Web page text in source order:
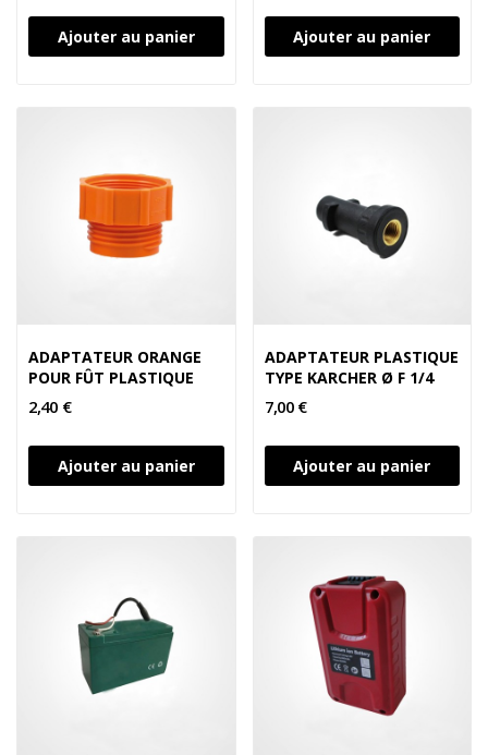
Ajouter au panier Ajouter au panier
ADAPTATEUR ORANGE
POUR FÛT PLASTIQUE
2,40 €
Ajouter au panier
ADAPTATEUR PLASTIQUE
TYPE KARCHER Ø F 1/4
7,00 €
Ajouter au panier